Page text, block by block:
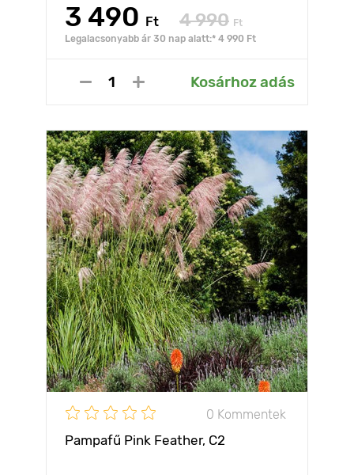
3 490 Ft 4 990 Ft
Legalacsonyabb ár 30 nap alatt:* 4 990 Ft
Kosárhoz adás
0 Kommentek
Pampafű Pink Feather, С2